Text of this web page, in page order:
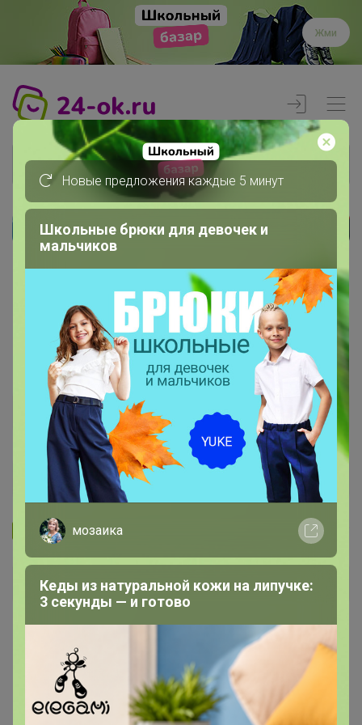
Жми
Вход
Запомнить Забыли пароль?
Войти
Регистрация
Войти с помощью других сервисов
Новые предложения каждые 5 минут
Школьные брюки для девочек и
мальчиков
мозаика
Кеды из натуральной кожи на липучке:
3 секунды — и готово